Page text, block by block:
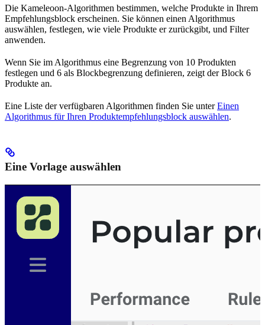
Die Kameleoon-Algorithmen bestimmen, welche Produkte in Ihrem
Empfehlungsblock erscheinen. Sie können einen Algorithmus
auswählen, festlegen, wie viele Produkte er zurückgibt, und Filter
anwenden.
Wenn Sie im Algorithmus eine Begrenzung von 10 Produkten
festlegen und 6 als Blockbegrenzung definieren, zeigt der Block 6
Produkte an.
Eine Liste der verfügbaren Algorithmen finden Sie unterEinen
Algorithmus für Ihren Produktempfehlungsblock auswählen.
Eine Vorlage auswählen